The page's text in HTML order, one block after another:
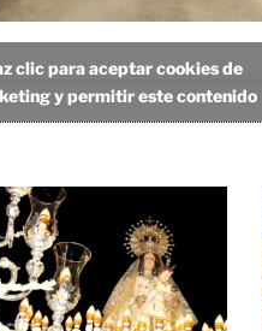
clic para aceptar cookies de
y permitir este contenido